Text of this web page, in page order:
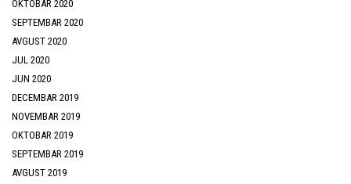
OKTOBAR 2020
SEPTEMBAR 2020
AVGUST 2020
JUL 2020
JUN 2020
DECEMBAR 2019
NOVEMBAR 2019
OKTOBAR 2019
SEPTEMBAR 2019
AVGUST 2019